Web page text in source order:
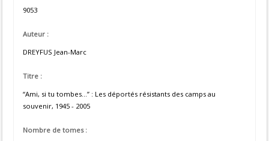
9053
Auteur :
DREYFUS Jean-Marc
Titre :
“Ami, si tu tombes...” : Les déportés résistants des camps au
souvenir, 1945 - 2005
Nombre de tomes :